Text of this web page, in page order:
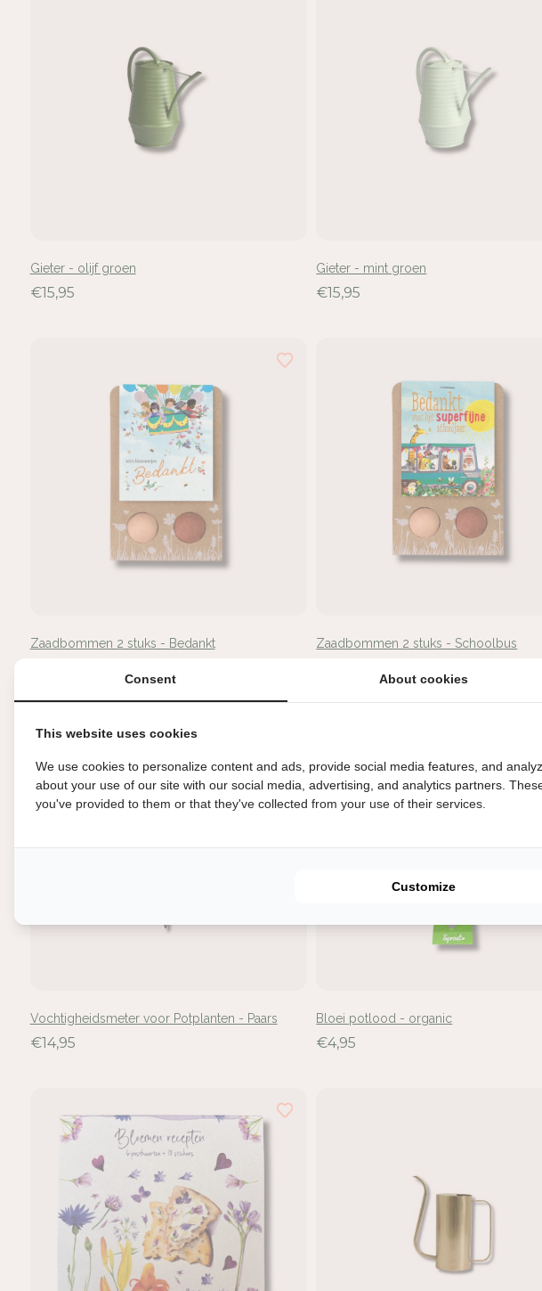
Gieter - olijf groen
€15,95
Gieter - mint groen
€15,95
Zaadbommen 2 stuks - Bedankt Zaadbommen 2 stuks - Schoolbus
Vochtigheidsmeter voor Potplanten - Paars
€14,95
Bloei potlood - organic
€4,95
Meld u aan bij uw
voegen en uw eerder
Consent About cookies
This website uses cookies
We use cookies to personalize content and ads, provide social media features, and
about your use of our site with our social media, advertising, and analytics partners.
you've provided to them or that they've collected from your use of their services.
Customize